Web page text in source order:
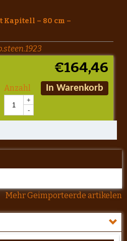
– 80 cm –
€164,46
Anzahl
+
-
In Warenkorb
Mehr Geimporteerde artikelen